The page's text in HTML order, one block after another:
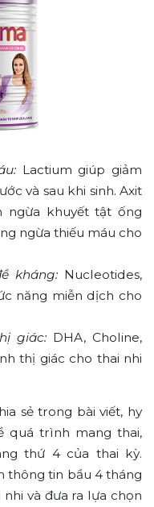
Lactium giúp giảm
và sau khi sinh. Axit
ngừa khuyết tật ống
ngừa thiếu máu cho
kháng: Nucleotides,
năng miễn dịch cho
giác: DHA, Choline,
thị giác cho thai nhi
sẻ trong bài viết, hy
quá trình mang thai,
thứ 4 của thai kỳ.
thông tin bầu 4 tháng
và đưa ra lựa chọn